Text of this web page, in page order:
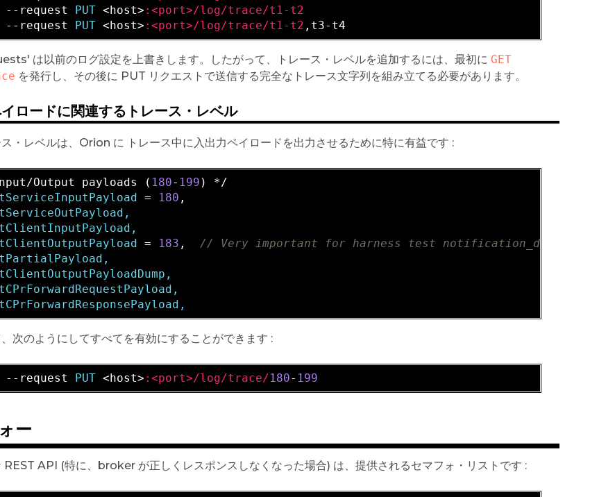
request PUT <host> :<port>/log/trace/t1-t2
request PUT <host> :<port>/log/trace/t1-t2
は以前のログ設定を上書きします。したがって、トレース・レベルを追加するには、最初に GET
を発行し、その後に PUT リクエストで送信する完全なトレース文字列を組み立てる必要があります。
ロードに関連するトレース・レベル
・レベルは、Orion に トレース中に入出力ペイロードを出力させるために特に有益です :
Output payloads ( 180- 199
= 180
= 183 , // Very important for harness test
次のようにしてすべてを有効にすることができます :
request PUT <host> :<port>/log/trace/180- 199
ー
REST API (特に、broker が正しくレスポンスしなくなった場合) は、提供されるセマフォ・リストです :